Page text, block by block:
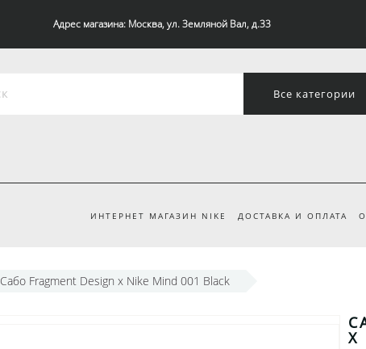
Адрес магазина: Москва, ул. Земляной Вал, д.33
Все категории
ИНТЕРНЕТ МАГАЗИН NIKE ДОСТАВКА И ОПЛАТА
Сабо Fragment Design x Nike Mind 001 Black
X